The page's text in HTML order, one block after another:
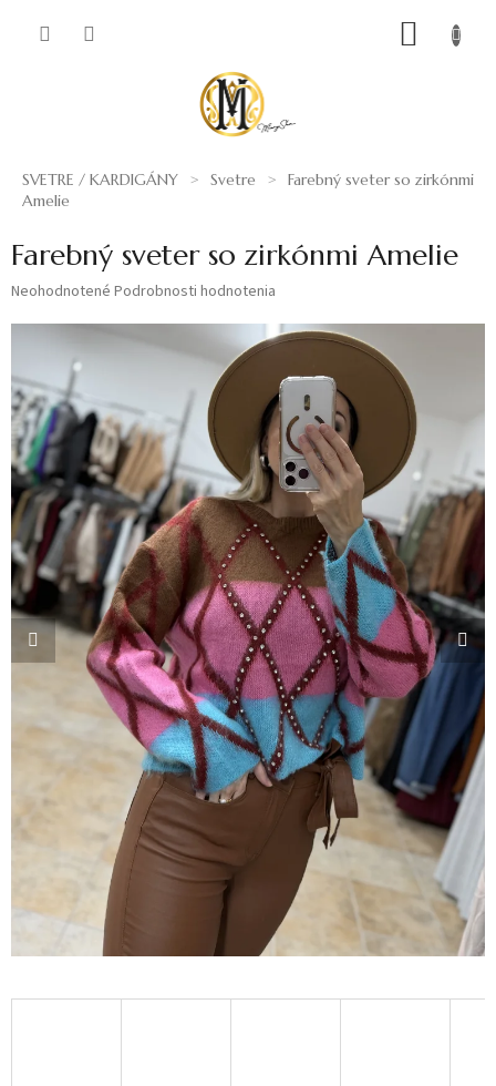
SVETRE / KARDIGÁNY Svetre
Farebný sveter so zirkónmi
Amelie
Farebný sveter so zirkónmi Amelie
Priemerné
0,0
z
5
hviezdičiek.
Neohodnotené Podrobnosti hodnotenia